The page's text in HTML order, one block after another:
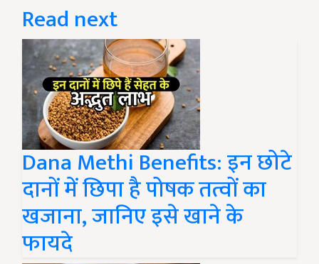
Read next
Dana Methi Benefits: इन छोटे
दानों में छिपा है पोषक तत्वों का
खजाना, जानिए इसे खाने के
फायदे